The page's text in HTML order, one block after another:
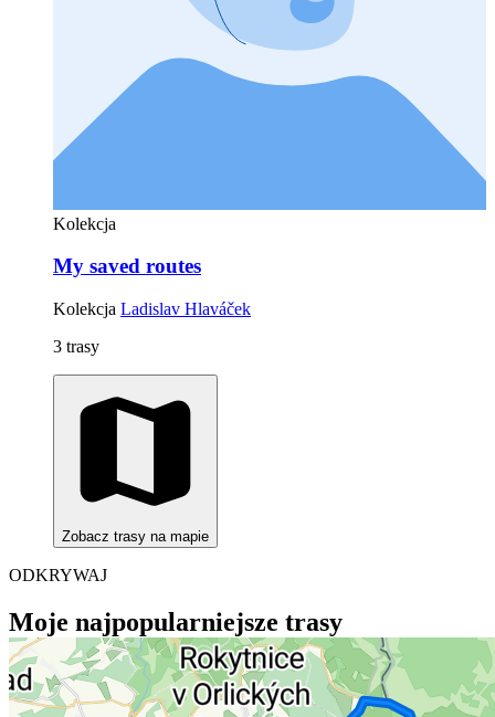
Kolekcja
My saved routes
Kolekcja Ladislav Hlaváček
3 trasy
Zobacz trasy na mapie
ODKRYWAJ
Moje najpopularniejsze trasy